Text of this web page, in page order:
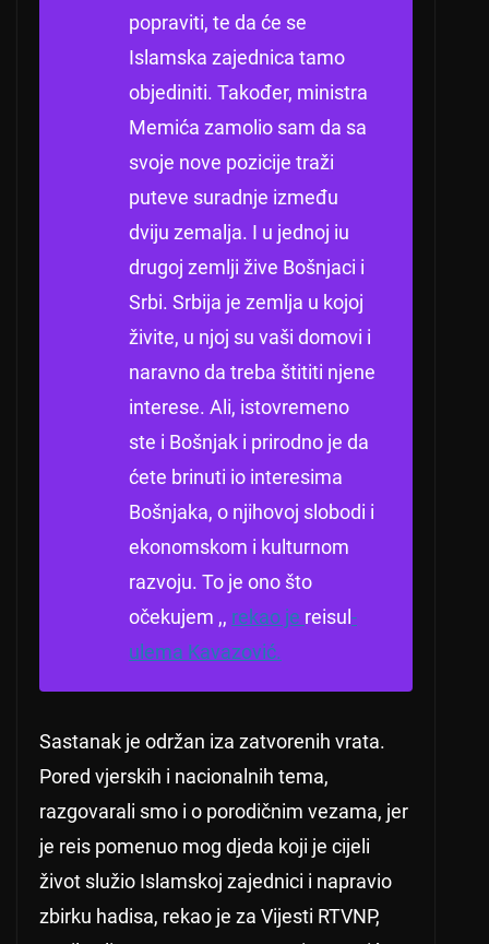
popraviti, te da će se
Islamska zajednica tamo
objediniti. Također, ministra
Memića zamolio sam da sa
svoje nove pozicije traži
puteve suradnje između
dviju zemalja. I u jednoj iu
drugoj zemlji žive Bošnjaci i
Srbi. Srbija je zemlja u kojoj
živite, u njoj su vaši domovi i
naravno da treba štititi njene
interese. Ali, istovremeno
ste i Bošnjak i prirodno je da
ćete brinuti io interesima
Bošnjaka, o njihovoj slobodi i
ekonomskom i kulturnom
razvoju. To je ono što
očekujem ,, rekao je reisul-
ulema Kavazović.
Sastanak je održan iza zatvorenih vrata.
Pored vjerskih i nacionalnih tema,
razgovarali smo i o porodičnim vezama, jer
je reis pomenuo mog djeda koji je cijeli
život služio Islamskoj zajednici i napravio
zbirku hadisa, rekao je za Vijesti RTVNP,